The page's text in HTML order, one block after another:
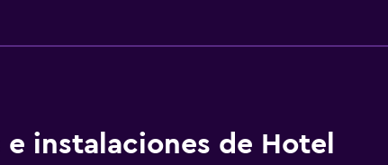
e instalaciones de Hotel